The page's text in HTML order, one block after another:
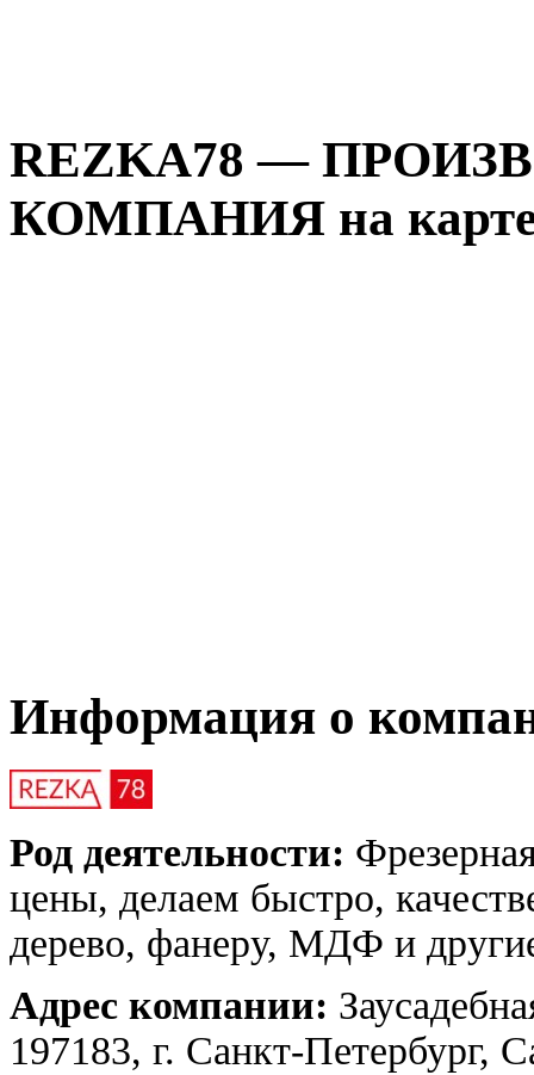
REZKA78 —
КОМПАНИЯ на
Информация о
Род деятельности:
цены, делаем быстро,
дерево, фанеру, МДФ и
Адрес компании:
197183, г. Санкт-Петербург,